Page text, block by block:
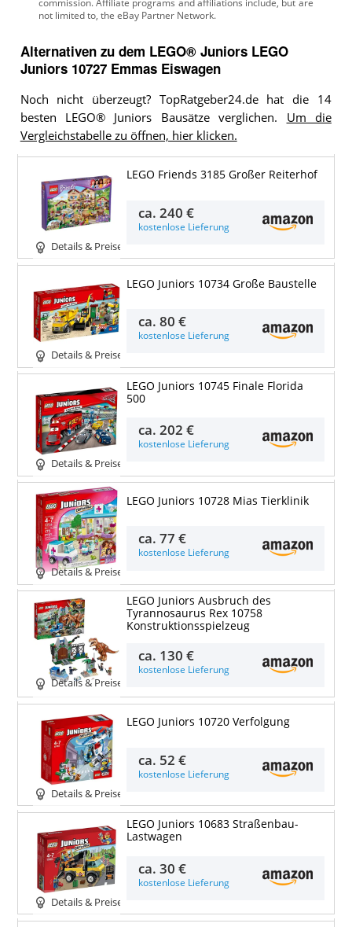
Alternativen zu dem LEGO® Juniors LEGO
Juniors 10727 Emmas Eiswagen
Noch nicht überzeugt? TopRatgeber24.de hat die 14
besten LEGO® Juniors Bausätze verglichen. Um die
Vergleichstabelle zu öffnen, hier klicken.
Details & Preise
LEGO Friends 3185 Großer Reiterhof
ca.240 €
kostenlose Lieferung
Details & Preise
LEGO Juniors 10734 Große Baustelle
ca.80 €
kostenlose Lieferung
Details & Preise
LEGO Juniors 10745 Finale Florida
500
ca.202 €
kostenlose Lieferung
Details & Preise
LEGO Juniors 10728 Mias Tierklinik
ca.77 €
kostenlose Lieferung
Details & Preise
LEGO Juniors Ausbruch des
Tyrannosaurus Rex 10758
Konstruktionsspielzeug
ca. 130 €
kostenlose Lieferung
Details & Preise
LEGO Juniors 10720 Verfolgung
ca. 52 €
kostenlose Lieferung
Details & Preise
LEGO Juniors 10683 Straßenbau-
Lastwagen
ca.30 €
kostenlose Lieferung